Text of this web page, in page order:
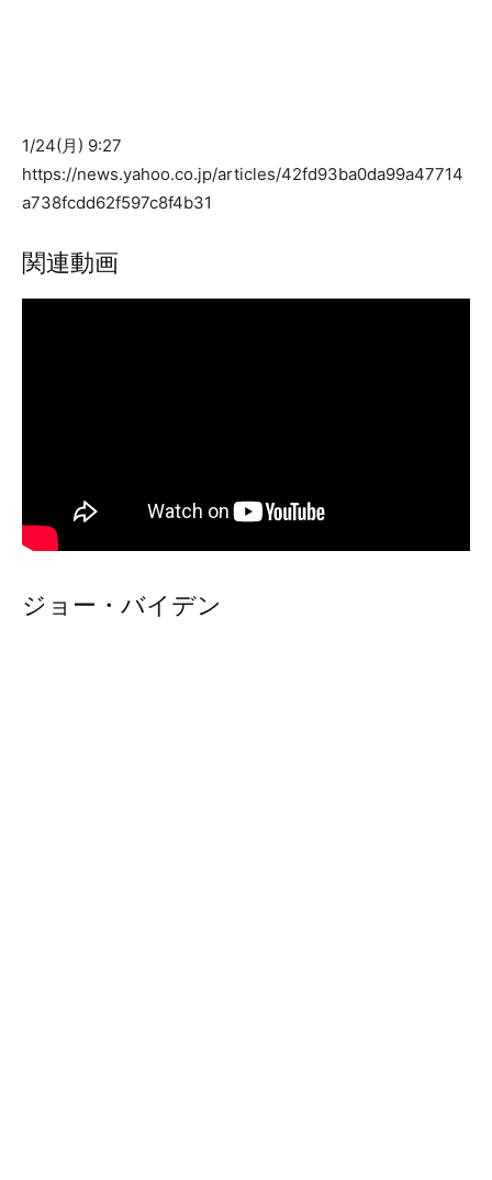
1/24(月) 9:27
https://news.yahoo.co.jp/articles/42fd93ba0da99a47714
a738fcdd62f597c8f4b31
関連動画
ジョー・バイデン